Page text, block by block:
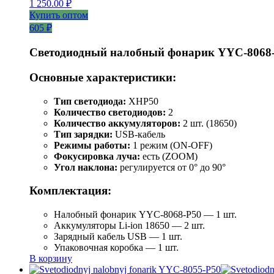
1 250.00 ₽
Купить оптом
605 ₽
Светодиодный налобный фонарик YYC-
Основные характеристики:
Тип светодиода: XHP50
Количество светодиодов: 2
Количество аккумуляторов: 2 шт. (18650)
Тип зарядки: USB-кабель
Режимы работы: 1 режим (ON-OFF)
Фокусировка луча: есть (ZOOM)
Угол наклона: регулируется от 0° до 90°
Комплектация:
Налобный фонарик YYC-8068-P50 — 1 шт.
Аккумуляторы Li-ion 18650 — 2 шт.
Зарядный кабель USB — 1 шт.
Упаковочная коробка — 1 шт.
В корзину